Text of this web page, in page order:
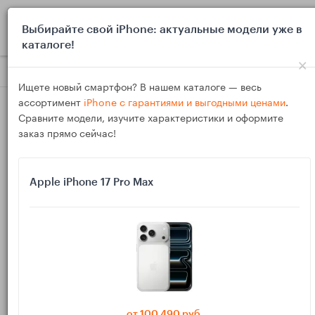
Блог Выбор и покупка Лучшие USB‑C кабели 2025 для
20
Лучшие USB‑C кабели 2025 для iPhone и Mac:
e‑marker, 240 Вт и скорость данных
Выбирайте свой iPhone: актуальные модели уже в
каталоге!
×
Ищете новый смартфон? В нашем каталоге — весь
ассортимент iPhone с гарантиями и выгодными ценами.
Сравните модели, изучите характеристики и оформите
заказ прямо сейчас!
Apple iPhone 17 Pro Max